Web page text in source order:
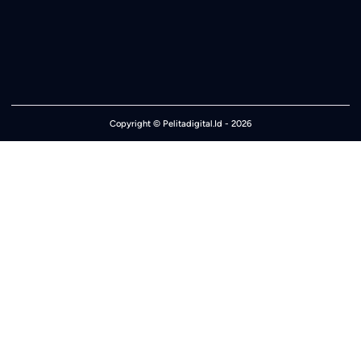
Copyright © Pelitadigital.Id - 2026